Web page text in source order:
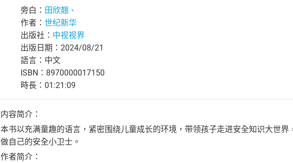
旁白： 田欣翘、
作者： 世纪新华
出版社： 中视视界
出版日期：2024/08/21
語言：中文
ISBN：8970000017150
時長：01:21:09
内容简介：
本书以充满童趣的语言，紧密围绕儿童成长的环境，带领孩子走进安全知识大世
做自己的安全小卫士。
作者简介：